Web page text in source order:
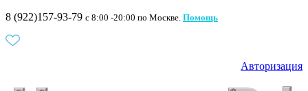
8 (922)157-93-79 c 8:00 -20:00 по Москве. Помощь
Авторизация